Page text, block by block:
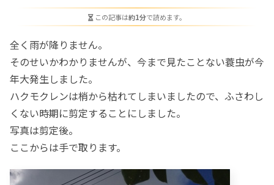
この記事は約1分で読めます。
全く雨が降りません。
そのせいかわかりませんが、今まで見たことない蓑虫が今
年大発生しました。
ハクモクレンは梢から枯れてしまいましたので、ふさわし
くない時期に剪定することにしました。
写真は剪定後。
ここからは手で取ります。